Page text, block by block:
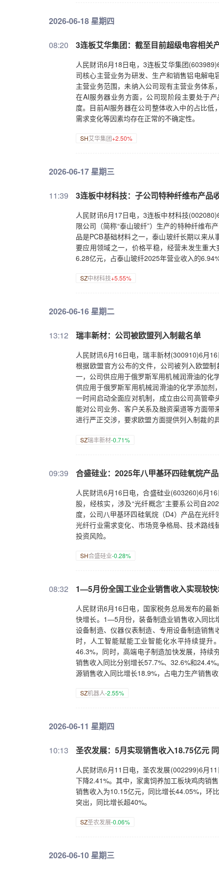
2026-06-18 星期四
08:20 3连板艾华集团：截至目前超级电容相关
人民财讯6月18日电，3连板艾华集团
司核心主营业务为研发、生产和销售铝电解
主营业务范围，未纳入公司现有主营业务体
在AI服务器业务方面，公司现阶段主要处于
度。目前AI服务器在公司整体收入中的占比
需求变化等因素均存在正常的不确定性。
SH艾华集团+2.50%
2026-06-17 星期三
11:39 3连板中材科技：子公司特种纤维布产品
人民财讯6月17日电，3连板中材科技
限公司（简称“泰山玻纤”）生产的特种纤维布
品是PCB基础材料之一，泰山玻纤长期以来
要应用领域之一，价格平稳，经营未发生重
6.28亿元，占泰山玻纤2025年营业收入的
SZ中材科技+5.55%
2026-06-16 星期二
13:12 瑞丰新材：公司被欧盟列入制裁名单
人民财讯6月16日电，瑞丰新材(300910)6月
根据欧盟官方公布的文件，公司被列入欧盟
一，公司供应用于俄罗斯军用机械润滑油的化
供应用于俄罗斯军用机械润滑油的化学添加
一时间启动全面应对机制，成立由公司高管
能对公司业务、客户关系及融资渠道等方面
进行严正交涉，要求欧盟方面提供列入制裁
SZ瑞丰新材-0.71%
09:39 合盛硅业：2025年八甲基环四硅氧烷产
人民财讯6月16日电，合盛硅业(603260)6月
股，经核实，涉及“光纤概念”主要系公司自
度，公司八甲基环四硅氧烷（D4）产品在光
光纤行业需求变化、市场竞争格局、技术路
投资风险。
SH合盛硅业-0.28%
08:32 1—5月份全国工业企业销售收入实现较
人民财讯6月16日电，国家税务总局发布的最
快增长。1—5月份，装备制造业销售收入同比
设备制造、仪器仪表制造、专用设备制造销
时，人工智能赋能工业智能化水平持续提
46.3%，同时，高端电子制造加快发展，持
销售收入同比分别增长57.7%、32.6%和
源销售收入同比增长18.9%，占电力生产销售
SZ机器人-2.55%
2026-06-11 星期四
10:13 圣农发展：5月实现销售收入18.75亿元
人民财讯6月11日电，圣农发展(002299)6月
下降2.41%。其中，家禽饲养加工板块鸡肉销
销售收入为10.15亿元，同比增长44.05%，环
突出，同比增长超40%。
SZ圣农发展-0.06%
2026-06-10 星期三